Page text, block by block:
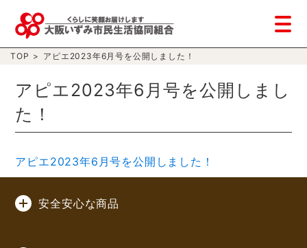
TOP > アピエ2023年6月号を公開しました！
アピエ2023年6月号を公開しまし
た！
アピエ2023年6月号を公開しました！
安全安心な商品